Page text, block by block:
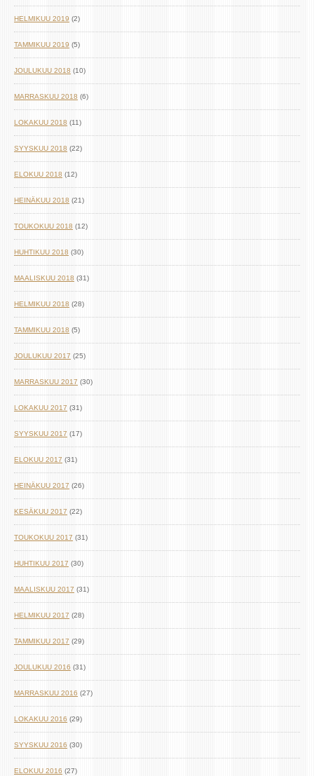
HELMIKUU 2019 (2)
TAMMIKUU 2019 (5)
JOULUKUU 2018 (10)
MARRASKUU 2018 (6)
LOKAKUU 2018 (11)
SYYSKUU 2018 (22)
ELOKUU 2018 (12)
HEINÄKUU 2018 (21)
TOUKOKUU 2018 (12)
HUHTIKUU 2018 (30)
MAALISKUU 2018 (31)
HELMIKUU 2018 (28)
TAMMIKUU 2018 (5)
JOULUKUU 2017 (25)
MARRASKUU 2017 (30)
LOKAKUU 2017 (31)
SYYSKUU 2017 (17)
ELOKUU 2017 (31)
HEINÄKUU 2017 (26)
KESÄKUU 2017 (22)
TOUKOKUU 2017 (31)
HUHTIKUU 2017 (30)
MAALISKUU 2017 (31)
HELMIKUU 2017 (28)
TAMMIKUU 2017 (29)
JOULUKUU 2016 (31)
MARRASKUU 2016 (27)
LOKAKUU 2016 (29)
SYYSKUU 2016 (30)
ELOKUU 2016 (27)